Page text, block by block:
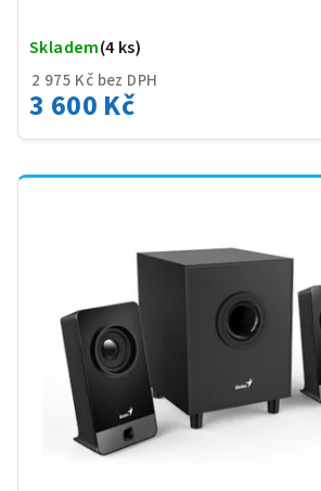
2 975 Kč bez DPH
3 600 Kč
Skladem(4 ks)